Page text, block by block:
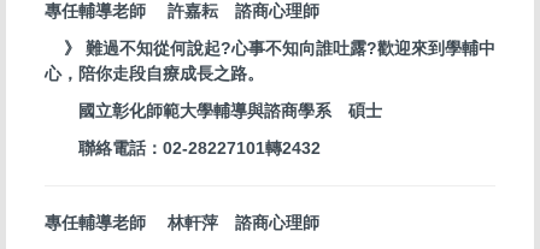
專任輔導老師 許嘉耘 諮商心理師
》 難過不知從何說起?心事不知向誰吐露?歡迎來到學輔中
心，陪你走段自療成長之路。
國立彰化師範大學輔導與諮商學系 碩士
聯絡電話：02-28227101轉2432
專任輔導老師 林軒萍 諮商心理師